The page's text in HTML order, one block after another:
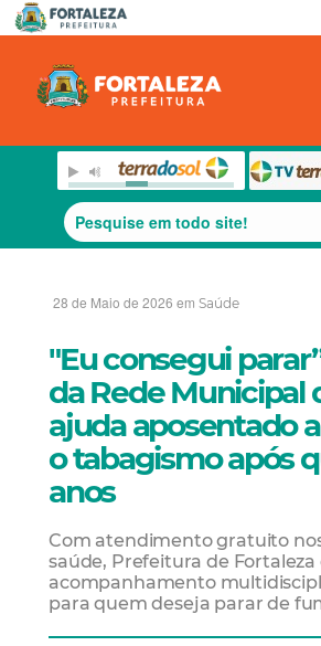
28 de Maio de 2026 em Saúde
"Eu consegui
da Rede Municipal
ajuda aposentado
o tabagismo após
anos
Com atendimento gratuito
saúde, Prefeitura de Fortaleza
acompanhamento
para quem deseja parar de